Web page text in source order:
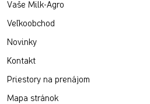
Vaše Milk-Agro
Veľkoobchod
Novinky
Kontakt
Priestory na prenájom
Mapa stránok